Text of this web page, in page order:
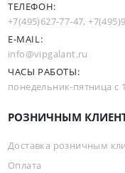
ТЕЛЕФОН:
+7(495)627-77-47,
E-MAIL:
info@vipgalant.ru
ЧАСЫ РАБОТЫ:
понедельник-пятница с
РОЗНИЧНЫМ
Доставка розничным
Оплата